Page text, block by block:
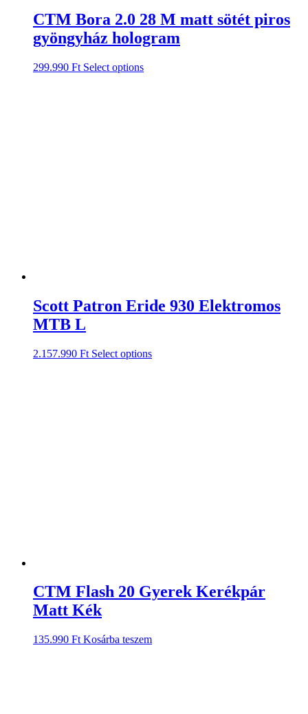
CTM Bora 2.0 28 M matt sötét piros
gyöngyház hologram
299.990 Ft Select options
Scott Patron Eride 930 Elektromos
MTB L
2.157.990 Ft Select options
CTM Flash 20 Gyerek Kerékpár
Matt Kék
135.990 Ft Kosárba teszem